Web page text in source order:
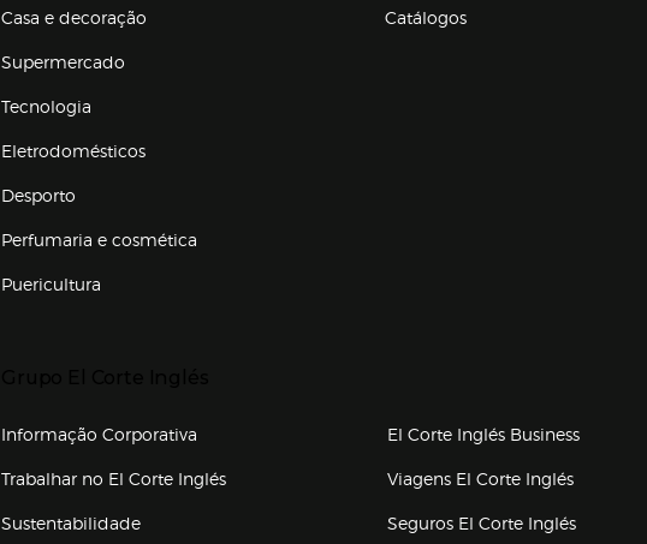
Casa e decoração
Supermercado
Tecnologia
Eletrodomésticos
Desporto
Perfumaria e cosmética
Puericultura
Catálogos
Informação Corporativa
Trabalhar no El Corte Inglés(abre en nueva ventana)
Sustentabilidade
El Corte Inglés Business
Viagens El Corte Inglés(abre en
Seguros El Corte Inglés(abre en
Enlaces de grupo el corte inglés